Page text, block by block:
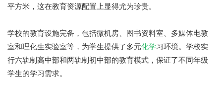
平方米，这在教育资源配置上显得尤为珍贵。
学校的教育设施完备，包括微机房、图书资料室、多媒体电教
室和理化生实验室等，为学生提供了多元化学习环境。学校实
行六轨制高中部和两轨制初中部的教育模式，保证了不同年级
学生的学习需求。